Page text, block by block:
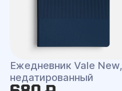
Ежедневник Vale New,
недатированный